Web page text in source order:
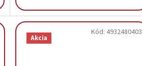
pre uchopenie Zapustené rohy...
Akcia
Kód: 4932480403